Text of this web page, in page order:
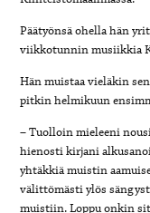
Päätyönsä ohella hän
viikkotunnin musiikkia
Hän muistaa vieläkin
pitkin helmikuun
– Tuolloin mieleeni
hienosti kirjani
yhtäkkiä muistin
välittömästi ylös
muistiin. Loppu onkin